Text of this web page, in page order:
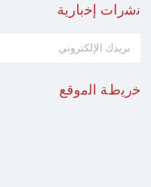
ﻧﺷرات إﺧﺑﺎرﯾﺔ
ﺧرﯾطﺔ اﻟﻣوﻗﻊ